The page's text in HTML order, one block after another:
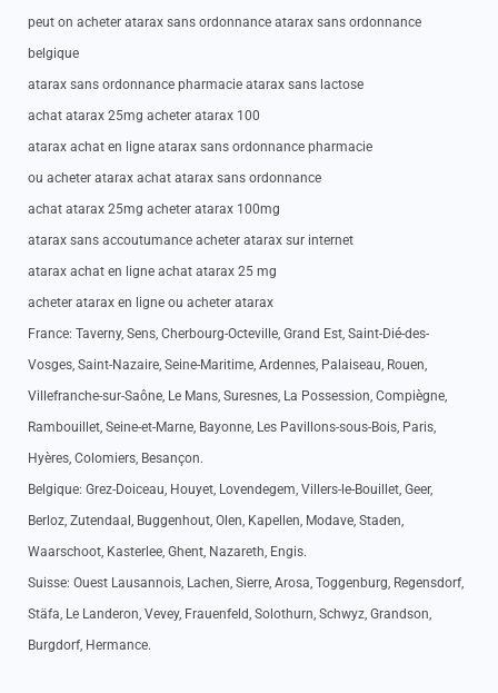
peut on acheter atarax sans ordonnance atarax sans ordonnance
belgique
atarax sans ordonnance pharmacie atarax sans lactose
achat atarax 25mg acheter atarax 100
atarax achat en ligne atarax sans ordonnance pharmacie
ou acheter atarax achat atarax sans ordonnance
achat atarax 25mg acheter atarax 100mg
atarax sans accoutumance acheter atarax sur internet
atarax achat en ligne achat atarax 25 mg
acheter atarax en ligne ou acheter atarax
France: Taverny, Sens, Cherbourg-Octeville, Grand Est, Saint-Dié-des-
Vosges, Saint-Nazaire, Seine-Maritime, Ardennes, Palaiseau, Rouen,
Villefranche-sur-Saône, Le Mans, Suresnes, La Possession, Compiègne,
Rambouillet, Seine-et-Marne, Bayonne, Les Pavillons-sous-Bois, Paris,
Hyères, Colomiers, Besançon.
Belgique: Grez-Doiceau, Houyet, Lovendegem, Villers-le-Bouillet, Geer,
Berloz, Zutendaal, Buggenhout, Olen, Kapellen, Modave, Staden,
Waarschoot, Kasterlee, Ghent, Nazareth, Engis.
Suisse: Ouest Lausannois, Lachen, Sierre, Arosa, Toggenburg, Regensdorf,
Stäfa, Le Landeron, Vevey, Frauenfeld, Solothurn, Schwyz, Grandson,
Burgdorf, Hermance.